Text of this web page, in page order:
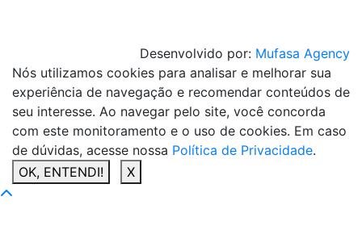
Desenvolvido por: Mufasa Agency
Nós utilizamos cookies para analisar e melhorar sua
experiência de navegação e recomendar conteúdos de
seu interesse. Ao navegar pelo site, você concorda
com este monitoramento e o uso de cookies. Em caso
de dúvidas, acesse nossa Política de Privacidade.
OK, ENTENDI!
X